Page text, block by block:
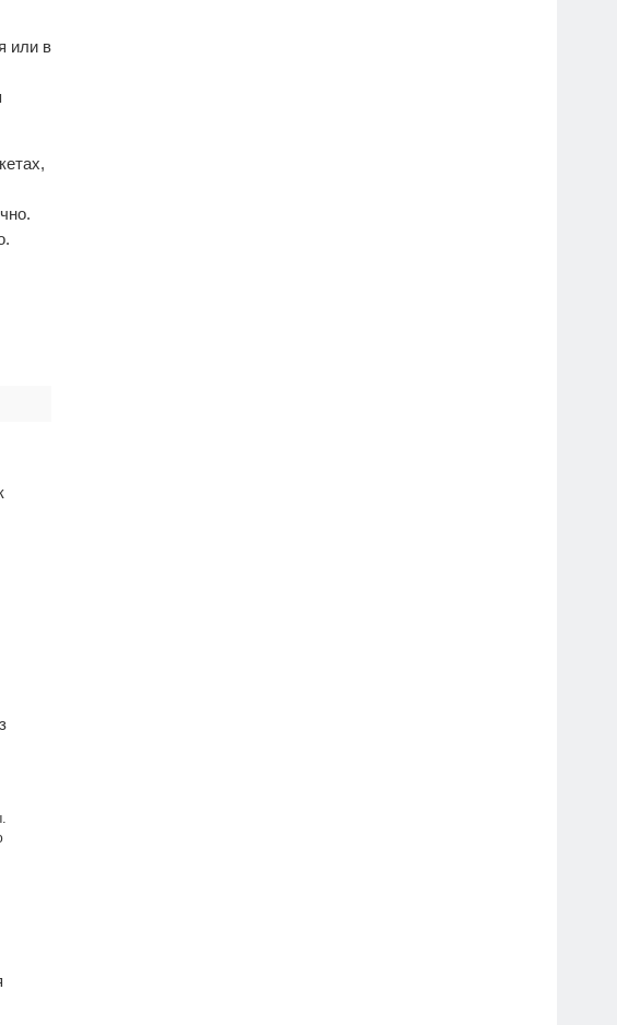
или в